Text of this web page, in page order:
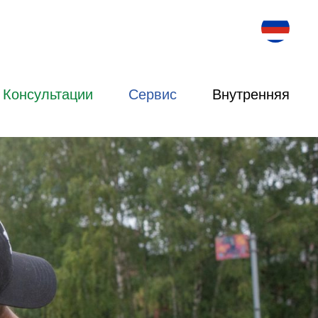
Консультации Сервис Внутренняя